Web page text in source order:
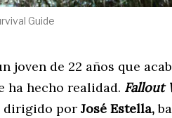
Guide
joven de 22 años que
ha hecho realidad. Fallout
dirigido por José Estella,